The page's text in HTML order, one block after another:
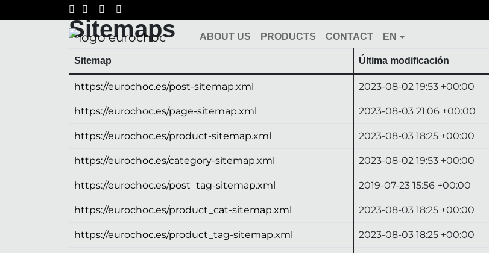
Skip to content
Main Navigation ABOUT US PRODUCTS CONTACT EN
Sitemaps
Sitemap Última modificación
https://eurochoc.es/post-sitemap.xml 2023-08-02 19:53 +00:00
https://eurochoc.es/page-sitemap.xml 2023-08-03 21:06 +00:00
https://eurochoc.es/product-sitemap.xml 2023-08-03 18:25 +00:00
https://eurochoc.es/category-sitemap.xml 2023-08-02 19:53 +00:00
https://eurochoc.es/post_tag-sitemap.xml 2019-07-23 15:56 +00:00
https://eurochoc.es/product_cat-sitemap.xml 2023-08-03 18:25 +00:00
https://eurochoc.es/product_tag-sitemap.xml 2023-08-03 18:25 +00:00